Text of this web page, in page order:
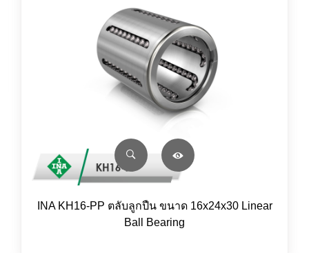
INA KH16-PP ตลับลูกปืน ขนาด 16x24x30 Linear
Ball Bearing